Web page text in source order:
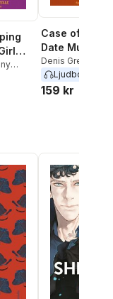
Case of the
Date Murder
Waltz of
Denis Green
Boucher
Ljudbok
159 kr